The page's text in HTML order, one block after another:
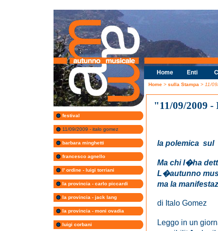
festival
11/09/2009 - italo gomez
barbara minghetti
francesco agnello
l' ordine - luigi torriani
la provincia - carlo piccardi
la provincia - jack lang
la provincia - moni ovadia
luigi corbani
Home Enti
Home > sulla Stampa > 11/
"11/09/2009
la polemica sul
Ma chi l�ha
L�autunno
ma la
di Italo Gomez
Leggo in un